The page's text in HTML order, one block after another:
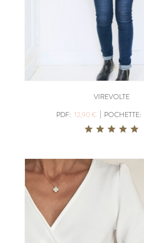
VIREVOLTE
PDF: 12,90 € | POCHETTE: